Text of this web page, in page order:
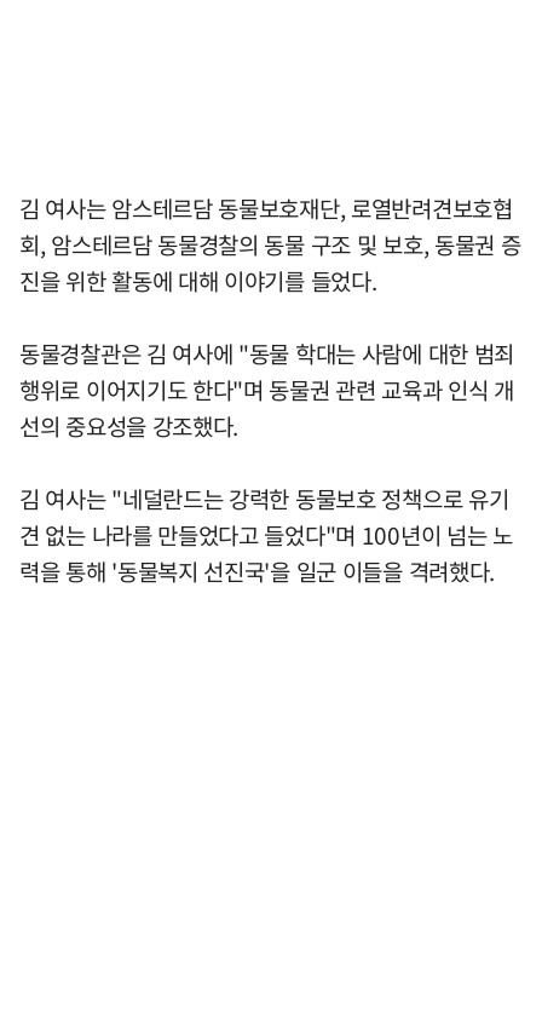
김 여사는 암스테르담 동물보호재단, 로열반려견보호협
회, 암스테르담 동물경찰의 동물 구조 및 보호, 동물권 증
진을 위한 활동에 대해 이야기를 들었다.
동물경찰관은 김 여사에 "동물 학대는 사람에 대한 범죄
행위로 이어지기도 한다"며 동물권 관련 교육과 인식 개
선의 중요성을 강조했다.
김 여사는 "네덜란드는 강력한 동물보호 정책으로 유기
견 없는 나라를 만들었다고 들었다"며 100년이 넘는 노
력을 통해 '동물복지 선진국'을 일군 이들을 격려했다.